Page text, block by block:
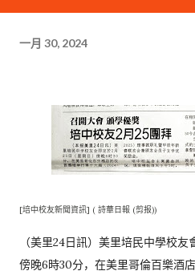
一月 30, 2024
[培中校友新聞資訊] ( 詩華日報 (剪报))
（美里24日訊）美里培民中學校
傍晚6時30分， 在美里哥倫百樂酒